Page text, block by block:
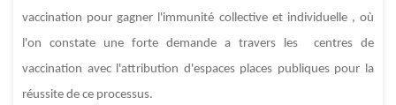
vaccination pour gagner l'immunité collective et individuelle , où
l'on constate une forte demande a travers les centres de
vaccination avec l'attribution d'espaces places publiques pour la
réussite de ce processus.